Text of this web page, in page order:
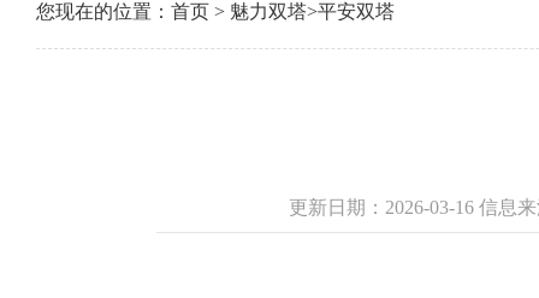
您现在的位置： 首页 > 魅力双塔>平安双塔
更新日期：2026-03-16 信息